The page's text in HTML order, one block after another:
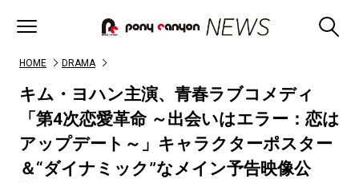
HOME DRAMA
キム・ヨハン主演、青春ラブコメディ
「第4次恋愛革命 ～出会いはエラー：恋は
アップデート～」キャラクターポスター
＆“ダイナミック”なメイン予告映像公